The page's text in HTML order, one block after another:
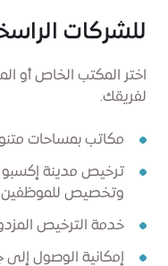
للشركات
اختر المكتب الخاص أو
لفريقك.
مكاتب بمساحات
ترخيص مدينة إكسبو
وتخصيص للموظفين
خدمة الترخيص
إمكانية الوصول